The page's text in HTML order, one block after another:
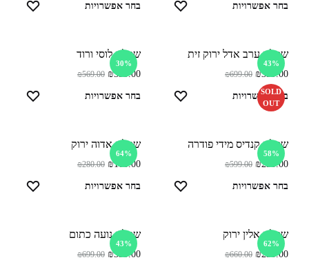
בחר אפשרויות בחר אפשרויות
43%
SOLD
OUT
שמלת ערב אדל ירוק זית
₪399.00
₪699.00
בחר אפשרויות
30%
שמלת לוסי ורוד
₪399.00
₪569.00
בחר אפשרויות
58%
שמלת קנדיס מידי פודרה
₪250.00
₪599.00
בחר אפשרויות
64%
שמלת אדוה ירוק
₪100.00
₪280.00
בחר אפשרויות
62%
שמלת אלין ירוק
₪250.00
₪660.00
43%
שמלת נועה כתום
₪399.00
₪699.00